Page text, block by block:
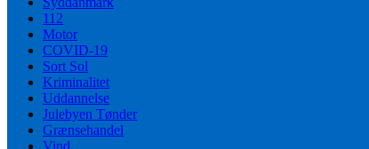
112
Motor
COVID-19
Sort Sol
Kriminalitet
Uddannelse
Julebyen Tønder
Grænsehandel
Vind